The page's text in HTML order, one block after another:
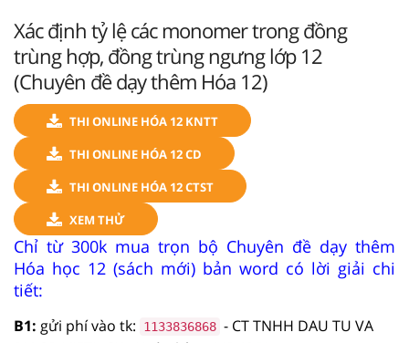
Xác định tỷ lệ các monomer trong đồng
trùng hợp, đồng trùng ngưng lớp 12
(Chuyên đề dạy thêm Hóa 12)
THI ONLINE HÓA 12 KNTT
THI ONLINE HÓA 12 CD
THI ONLINE HÓA 12 CTST
XEM THỬ
Chỉ từ 300k mua trọn bộ Chuyên đề dạy thêm
Hóa học 12 (sách mới) bản word có lời giải chi
tiết:
B1: gửi phí vào tk: 1133836868 - CT TNHH DAU TU VA